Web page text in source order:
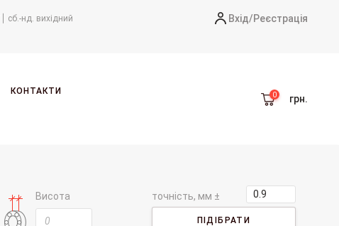
сб.-нд. вихідний Вхід/Реєстрація
КОНТАКТИ
грн.
Висота точність, мм ±
ПІДІБРАТИ